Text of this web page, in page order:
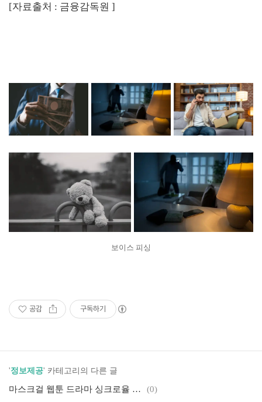
[자료출처 : 금융감독원 ]
보이스 피싱
공감 구독하기
'정보제공' 카테고리의 다른 글
마스크걸 웹툰 드라마 싱크로율 100% (0)